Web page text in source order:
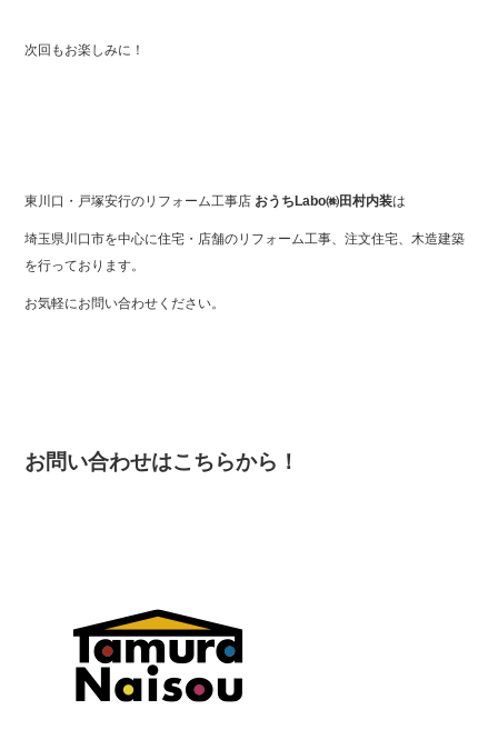
次回もお楽しみに！
東川口・戸塚安行のリフォーム工事店 おうちLabo㈱田村内装は
埼玉県川口市を中心に住宅・店舗のリフォーム工事、注文住宅、木造建築
を行っております。
お気軽にお問い合わせください。
お問い合わせはこちらから！